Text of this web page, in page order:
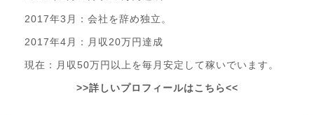
2017年3月：会社を辞め独立。
2017年4月：月収20万円達成
現在：月収50万円以上を毎月安定して稼いでいます。
>>詳しいプロフィールはこちら<<